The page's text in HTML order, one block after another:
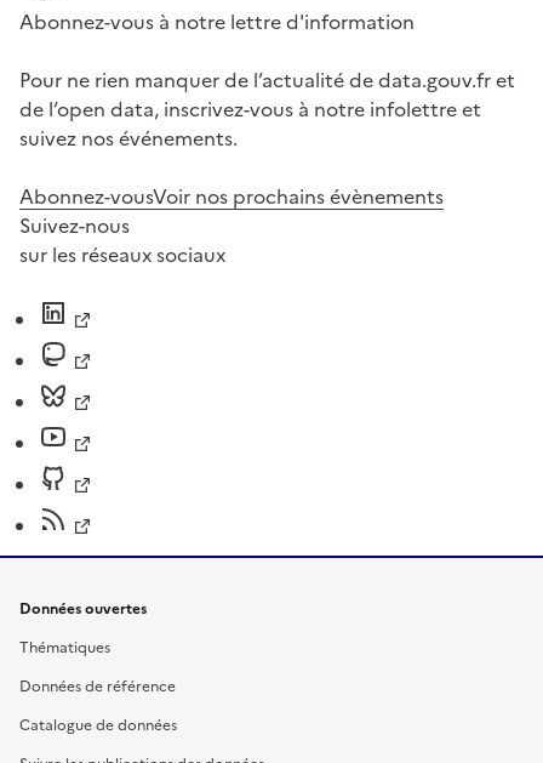
Abonnez-vous à notre lettre d'information
Pour ne rien manquer de l’actualité de data.gouv.fr et
de l’open data, inscrivez-vous à notre infolettre et
suivez nos événements.
Abonnez-vousVoir nos prochains évènements
Suivez-nous
sur les réseaux sociaux
Données ouvertes
Thématiques
Données de référence
Catalogue de données